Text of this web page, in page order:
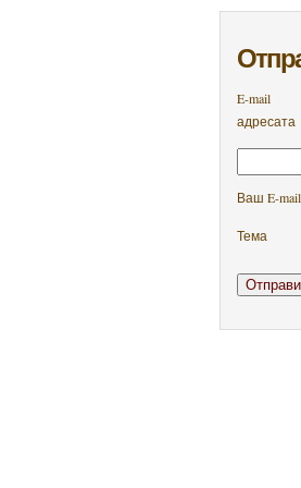
E-mail
адресата
Ваш E-mail
Тема